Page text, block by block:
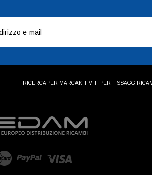
RICERCA PER MARCAKIT VITI PER FISSAGGI